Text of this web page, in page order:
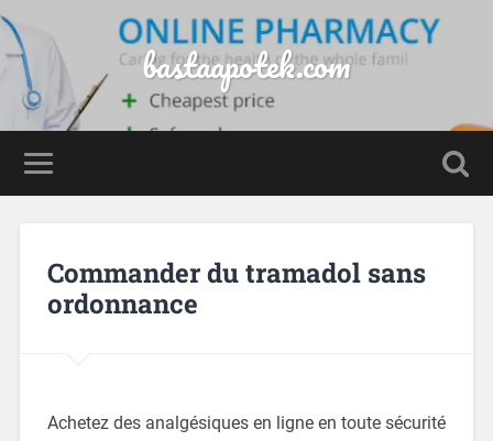
bastaapotek.com
Commander du tramadol sans
ordonnance
Achetez des analgésiques en ligne en toute sécurité